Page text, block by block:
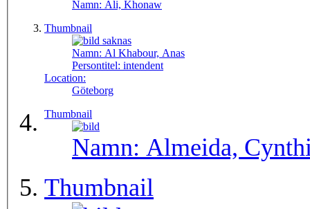
Namn: Ali, Khonaw
Thumbnail
Namn: Al Khabour, Anas
Persontitel: intendent
Location:
Göteborg
Thumbnail
Namn: Almeida,
Thumbnail